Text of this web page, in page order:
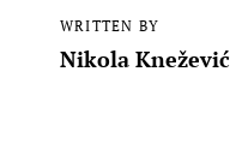
WRITTEN BY
Nikola Knežević